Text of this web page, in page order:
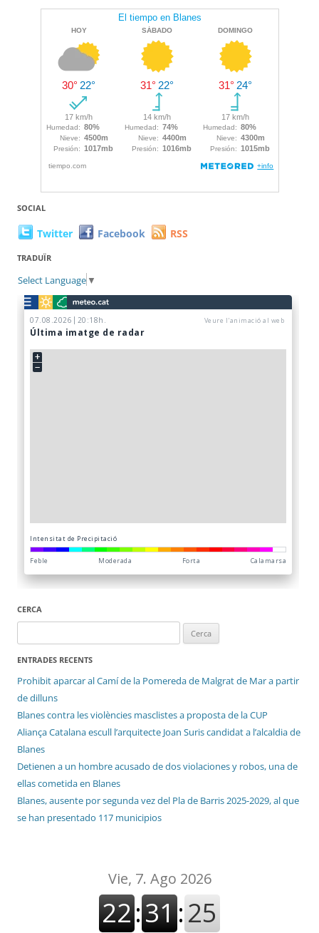
SOCIAL
Twitter Facebook RSS
TRADUÏR
Select Language ▼
CERCA
ENTRADES RECENTS
Prohibit aparcar al Camí de la Pomereda de Malgrat de Mar a partir
de dilluns
Blanes contra les violències masclistes a proposta de la CUP
Aliança Catalana escull l’arquitecte Joan Suris candidat a l’alcaldia de
Blanes
Detienen a un hombre acusado de dos violaciones y robos, una de
ellas cometida en Blanes
Blanes, ausente por segunda vez del Pla de Barris 2025-2029, al que
se han presentado 117 municipios